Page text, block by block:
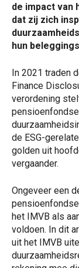
de impact van
dat zij zich
hun
In 2021 traden
Finance
verordening
de ESG-
golden uit
vergaander.
Ongeveer een
het IMVB als
voldoen. In dit
uit het IMVB